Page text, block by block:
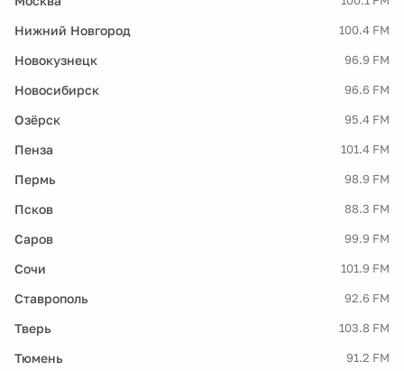
Нижний Новгород 100.4 FM
Новокузнецк 96.9 FM
Новосибирск 96.6 FM
Озёрск 95.4 FM
Пенза 101.4 FM
Пермь 98.9 FM
Псков 88.3 FM
Саров 99.9 FM
Сочи 101.9 FM
Ставрополь 92.6 FM
Тверь 103.8 FM
Тюмень 91.2 FM